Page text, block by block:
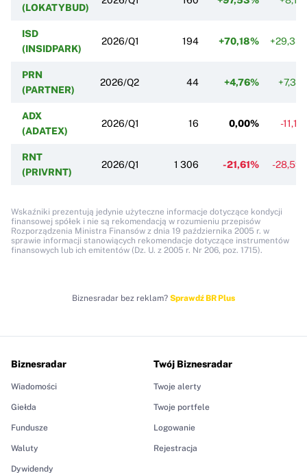
(LOKATYBUD)
ISD
(INSIDPARK)
2026/Q1 194 +70,18%
PRN
(PARTNER)
2026/Q2 44 +4,76%
ADX
(ADATEX)
2026/Q1 16 0,00% -
RNT
(PRIVRNT)
2026/Q1 1 306 -21,61% -
Wskaźniki prezentują jedynie użyteczne informacje dotyczące kondycji
finansowej spółek i nie są rekomendacją w rozumieniu przepisów
Rozporządzenia Ministra Finansów z dnia 19 października 2005 r. w
sprawie informacji stanowiących rekomendacje dotyczące instrumentów
finansowych lub ich emitentów (Dz. U. z 2005 r. Nr 206, poz. 1715).
Biznesradar bez reklam? Sprawdź BR Plus
Biznesradar
Wiadomości
Giełda
Fundusze
Waluty
Dywidendy
Twój Biznesradar
Twoje alerty
Twoje portfele
Logowanie
Rejestracja